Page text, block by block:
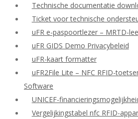
Technische documentatie
Ticket voor technische
uFR e-paspoortlezer – MRTD-
uFR GIDS Demo Privacybeleid
uFR-kaart formatter
uFR2File Lite – NFC RFID-
Software
UNICEF-
Vergelijkingstabel nfc RFID-